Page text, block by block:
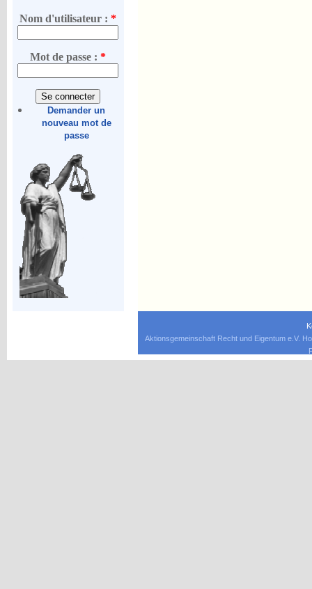
Nom d'utilisateur :*
Mot de passe :*
Demander un
nouveau mot de
passe
Aktionsgemeinschaft Recht und Eigentum e.V.